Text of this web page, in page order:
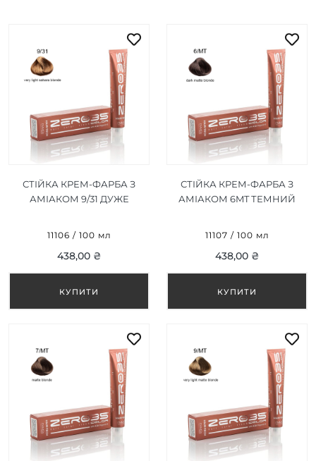
СТІЙКА КРЕМ-ФАРБА З
АМІАКОМ 9/31 ДУЖЕ
SAHARA BLONDE 100ML
11106 / 100 мл
438,00 ₴
СТІЙКА КРЕМ-ФАРБА З
АМІАКОМ 6MT ТЕМНИЙ
11107 / 100 мл
438,00 ₴